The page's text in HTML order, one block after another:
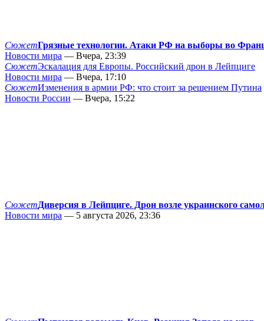
СюжетГрязные технологии. Атаки РФ на выборы во
Новости мира — Вчера, 23:39
СюжетЭскалация для Европы. Российский дрон в Лейпциге
Новости мира — Вчера, 17:10
СюжетИзменения в армии РФ: что стоит за решением Путина
Новости России — Вчера, 15:22
СюжетДиверсия в Лейпциге. Дрон возле украинского
Новости мира — 5 августа 2026, 23:36